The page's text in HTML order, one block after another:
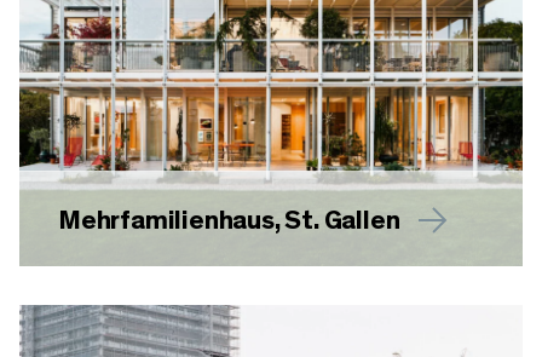
Mehrfamilienhaus, St. Gallen